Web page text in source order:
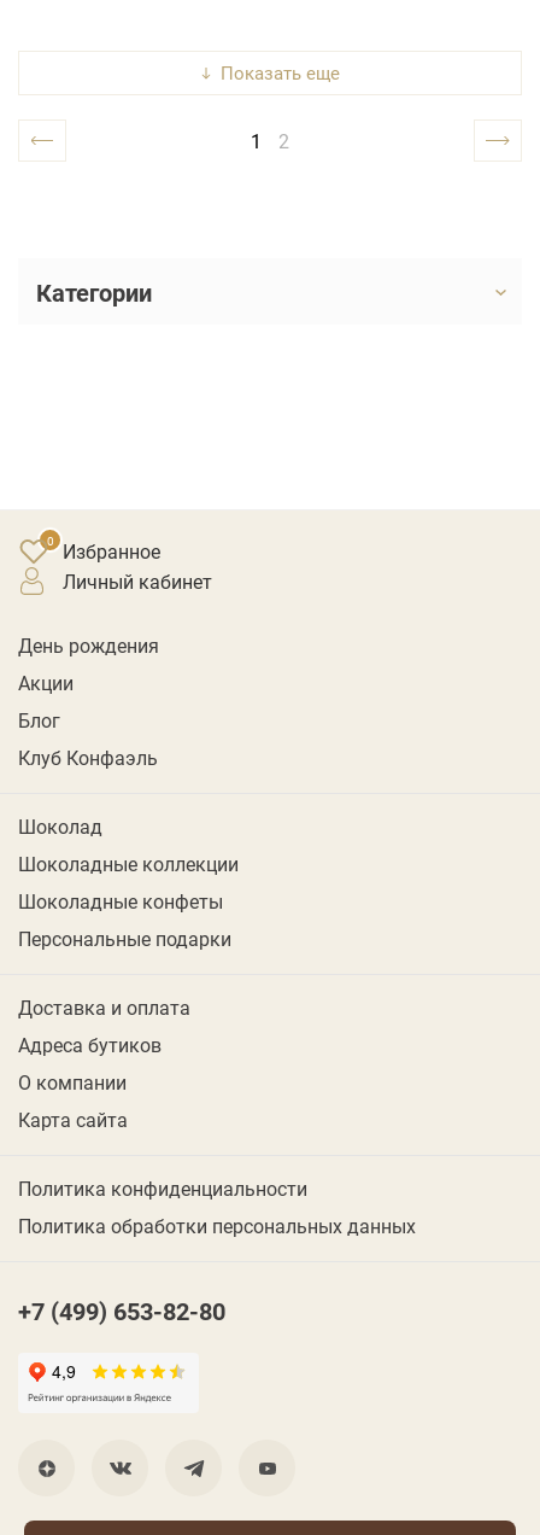
показать еще
1 2
Категории
Избранное
личный кабинет
День рождения
Акции
Блог
Клуб Конфаэль
Шоколад
Шоколадные коллекции
Шоколадные конфеты
Персональные подарки
Доставка и оплата
Адреса бутиков
О компании
Карта сайта
Политика конфиденциальности
Политика обработки персональных данных
+7 (499) 653-82-80